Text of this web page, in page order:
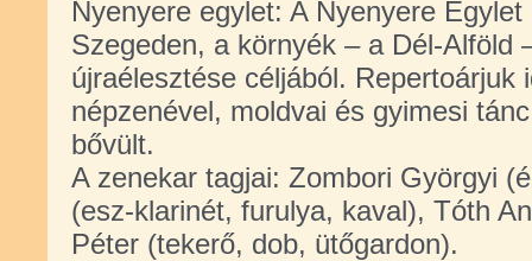
Nyenyere egylet: A Nyenyere
Szegeden, a környék – a Dél-Alföld
újraélesztése céljából. Repertoárjuk
népzenével, moldvai és gyimesi
bővült.
A zenekar tagjai: Zombori Györgyi
(esz-klarinét, furulya, kaval), Tóth
Péter (tekerő, dob, ütőgardon).